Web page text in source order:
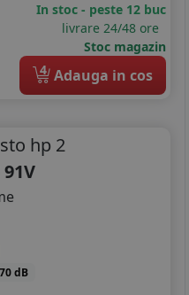
In stoc - peste 12 buc
livrare 24/48 ore
Stoc magazin
4 Adauga in cos
hp 2
70 dB